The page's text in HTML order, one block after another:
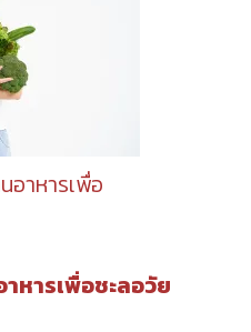
อาหารเพื่อ
หารเพื่อชะลอวัย